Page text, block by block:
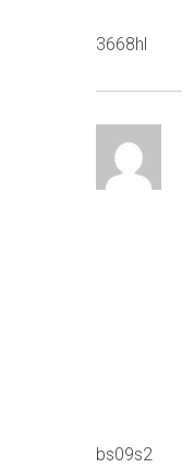
3668hl
bs09s2